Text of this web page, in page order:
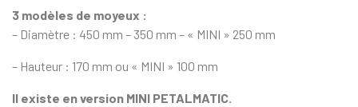
3 modèles de moyeux :
– Diamètre : 450 mm – 350 mm – « MINI » 250 mm
– Hauteur : 170 mm ou « MINI » 100 mm
Il existe en version MINI PETALMATIC.